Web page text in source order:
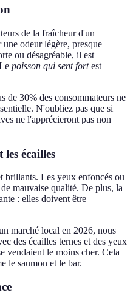
de la fraîcheur d'un
odeur légère, presque
ou désagréable, il est
poisson qui sent fortest
de 30% des consommateurs ne
N'oubliez pas que si
ne l'apprécieront pas non
écailles
brillants. Les yeux enfoncés ou
mauvaise qualité. De plus, la
: elles doivent être
marché local en 2026, nous
des écailles ternes et des yeux
vendaient le moins cher. Cela
le saumon et le bar.